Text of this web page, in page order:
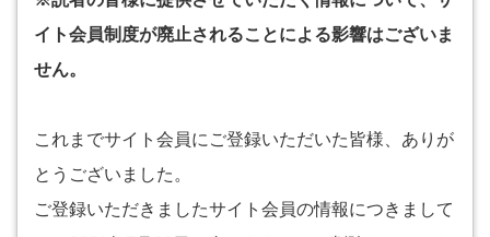
イト会員制度が廃止されることによる影響はございま
せん。
これまでサイト会員にご登録いただいた皆様、ありが
とうございました。
ご登録いただきましたサイト会員の情報につきまして